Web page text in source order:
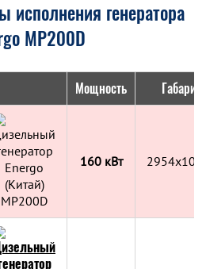
исполнения генератора
MP200D
Мощность
160 кВт